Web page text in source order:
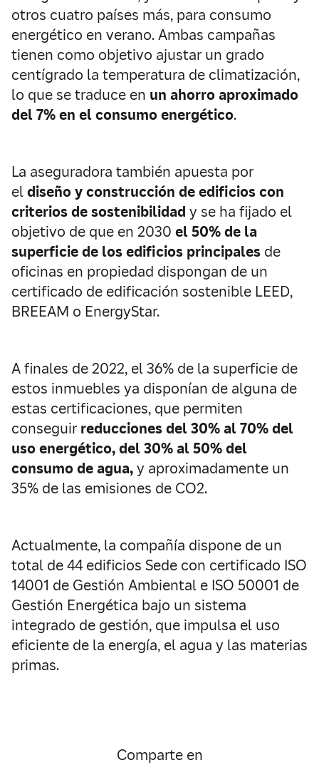
otros cuatro países más, para consumo
energético en verano. Ambas campañas
tienen como objetivo ajustar un grado
centígrado la temperatura de climatización,
lo que se traduce en un ahorro aproximado
del 7% en el consumo energético.
La aseguradora también apuesta por
eldiseño y construcción de edificios con
criterios de sostenibilidad y se ha fijado el
objetivo de que en 2030 el 50% de la
superficie de los edificios principales de
oficinas en propiedad dispongan de un
certificado de edificación sostenible LEED,
BREEAM o EnergyStar.
A finales de 2022, el 36% de la superficie de
estos inmuebles ya disponían de alguna de
estas certificaciones, que permiten
conseguir reducciones del 30% al 70% del
uso energético, del 30% al 50% del
consumo de agua,y aproximadamente un
35% de las emisiones de CO2.
Actualmente, la compañía dispone de un
total de 44 edificios Sede con certificado ISO
14001 de Gestión Ambiental e ISO 50001 de
Gestión Energética bajo un sistema
integrado de gestión, que impulsa el uso
eficiente de la energía, el agua y las materias
primas.
Comparte en